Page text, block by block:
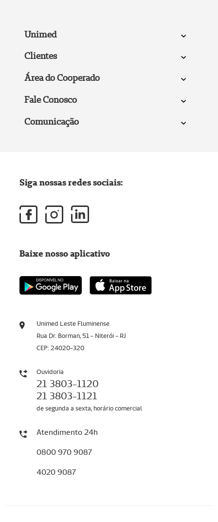
Unimed
Clientes
Área do Cooperado
Fale Conosco
Comunicação
Unimed Leste Fluminense
Rua Dr. Borman, 51 - Niterói - RJ
CEP: 24020-320
Ouvidoria
21 3803-1120
21 3803-1121
de segunda a sexta, horário comercial
Atendimento 24h
0800 970 9087
4020 9087
Siga nossas redes sociais:
Baixe nosso aplicativo